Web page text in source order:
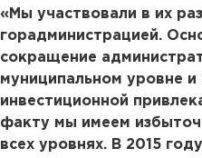
«Мы участвовали в их
горадминистрацией.
сокращение
муниципальном уровне
инвестиционной
факту мы имеем
всех уровнях. В 2015